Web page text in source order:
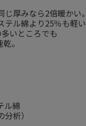
厚みなら2倍暖かい。
ル綿より25％も軽い
いところでも
。
ル綿
析）